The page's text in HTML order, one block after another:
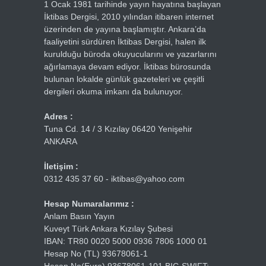
1 Ocak 1981 tarihinde yayın hayatına başlayan
İktibas Dergisi, 2010 yılından itibaren internet
üzerinden de yayına başlamıştır. Ankara’da
faaliyetini sürdüren İktibas Dergisi, halen ilk
kurulduğu büroda okuyucularını ve yazarlarını
ağırlamaya devam ediyor. İktibas bürosunda
bulunan lokalde günlük gazeteleri ve çeşitli
dergileri okuma imkanı da bulunuyor.
Adres :
Tuna Cd. 14 / 3 Kızılay 06420 Yenişehir
ANKARA
İletişim :
0312 435 37 60 - iktibas@yahoo.com
Hesap Numaralarımız :
Anlam Basın Yayın
Kuveyt Türk Ankara Kızılay Şubesi
IBAN: TR80 0020 5000 0936 7806 1000 01
Hesap No (TL) 93678061-1